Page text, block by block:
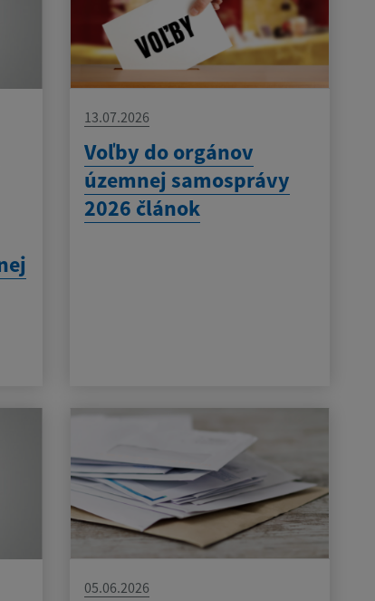
13.07.2026
Voľby do orgánov
územnej samosprávy
2026 článok
05.06.2026